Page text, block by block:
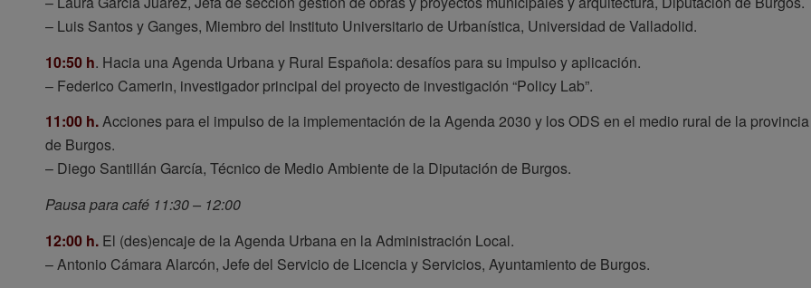
– Luis Santos y Ganges, Miembro del Instituto Universitario de Urbanística, Universidad de Valladolid.
10:50 h. Hacia una Agenda Urbana y Rural Española: desafíos para su impulso y aplicación.
– Federico Camerin, investigador principal del proyecto de investigación “Policy Lab”.
11:00 h.Acciones para el impulso de la implementación de la Agenda 2030 y los ODS en el medio rural de la provincia
de Burgos.
– Diego Santillán García, Técnico de Medio Ambiente de la Diputación de Burgos.
Pausa para café 11:30 – 12:00
12:00 h. El (des)encaje de la Agenda Urbana en la Administración Local.
– Antonio Cámara Alarcón, Jefe del Servicio de Licencia y Servicios, Ayuntamiento de Burgos.